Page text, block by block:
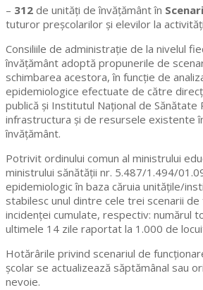
– 312 de unități de învățământ în
tuturor preșcolarilor și elevilor la
Consiliile de administrație de la nivelul
învățământ adoptă propunerile de
schimbarea acestora, în funcție de
epidemiologice efectuate de către
publică și Institutul Național de Sănătate
infrastructura și de resursele existente
învățământ.
Potrivit ordinului comun al ministrului
ministrului sănătății nr. 5.487/1.494/
epidemiologic în baza căruia unitățile/
stabilesc unul dintre cele trei scenarii
incidenței cumulate, respectiv: numărul
ultimele 14 zile raportat la 1.000 de
Hotărârile privind scenariul de
şcolar se actualizează săptămânal sau
nevoie.